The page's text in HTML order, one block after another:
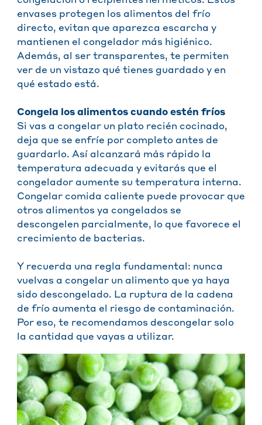
envases protegen los alimentos del frío
directo, evitan que aparezca escarcha y
mantienen el congelador más higiénico.
Además, al ser transparentes, te permiten
ver de un vistazo qué tienes guardado y en
qué estado está.
Congela los alimentos cuando estén fríos
Si vas a congelar un plato recién cocinado,
deja que se enfríe por completo antes de
guardarlo. Así alcanzará más rápido la
temperatura adecuada y evitarás que el
congelador aumente su temperatura interna.
Congelar comida caliente puede provocar que
otros alimentos ya congelados se
descongelen parcialmente, lo que favorece el
crecimiento de bacterias.
Y recuerda una regla fundamental: nunca
vuelvas a congelar un alimento que ya haya
sido descongelado. La ruptura de la cadena
de frío aumenta el riesgo de contaminación.
Por eso, te recomendamos descongelar solo
la cantidad que vayas a utilizar.